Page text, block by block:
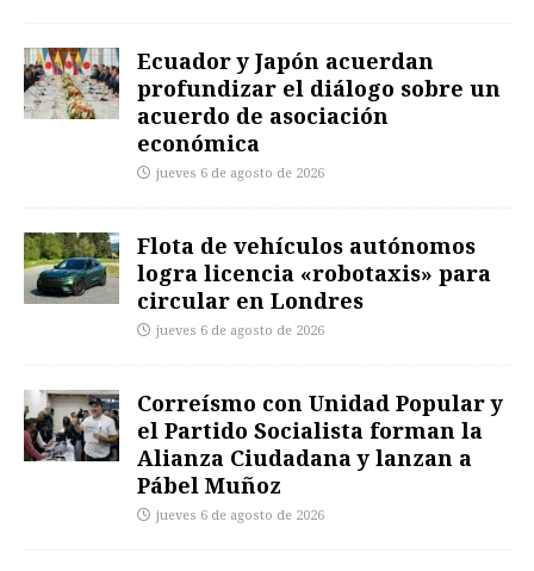
Ecuador y Japón acuerdan
profundizar el diálogo sobre un
acuerdo de asociación
económica
jueves 6 de agosto de 2026
Flota de vehículos autónomos
logra licencia «robotaxis» para
circular en Londres
jueves 6 de agosto de 2026
Correísmo con Unidad Popular y
el Partido Socialista forman la
Alianza Ciudadana y lanzan a
Pábel Muñoz
jueves 6 de agosto de 2026